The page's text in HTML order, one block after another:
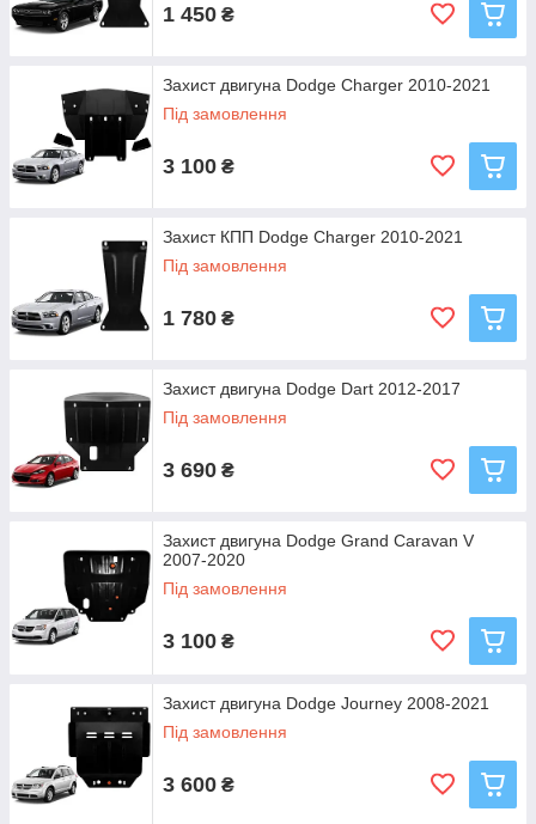
1 450 ₴
Захист двигуна Dodge Charger 2010-2021
Під замовлення
3 100 ₴
Захист КПП Dodge Charger 2010-2021
Під замовлення
1 780 ₴
Захист двигуна Dodge Dart 2012-2017
Під замовлення
3 690 ₴
Захист двигуна Dodge Grand Caravan V
2007-2020
Під замовлення
3 100 ₴
Захист двигуна Dodge Journey 2008-2021
Під замовлення
3 600 ₴